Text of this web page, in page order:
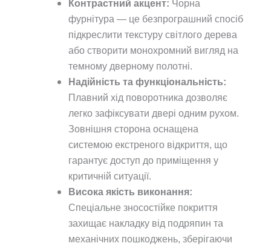
Контрастний акцент: Чорна
фурнітура — це безпрограшний спосіб
підкреслити текстуру світлого дерева
або створити монохромний вигляд на
темному дверному полотні.
Надійність та функціональність:
Плавний хід поворотника дозволяє
легко зафіксувати двері одним рухом.
Зовнішня сторона оснащена
системою екстреного відкриття, що
гарантує доступ до приміщення у
критичній ситуації.
Висока якість виконання:
Спеціальне зносостійке покриття
захищає накладку від подряпин та
механічних пошкоджень, зберігаючи